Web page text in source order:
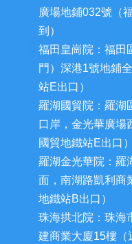
廣場地鋪032號（
到）
福田皇崗院：福田
門）深港1號地鋪
站E出口）
羅湖國貿院：羅湖
口岸，金光華廣場
國貿地鐵站E出口）
羅湖金光華院：羅
面，南湖路凱利商
地鐵站B出口）
珠海拱北院：珠海
建商業大廈15樓（